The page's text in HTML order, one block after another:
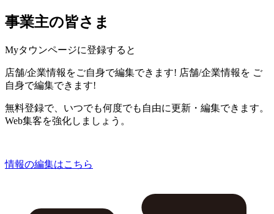
事業主の皆さま
Myタウンページに登録すると
店舗/企業情報をご自身で編集できます! 店舗/企業情報を ご
自身で編集できます!
無料登録で、いつでも何度でも自由に更新・編集できます。
Web集客を強化しましょう。
情報の編集はこちら